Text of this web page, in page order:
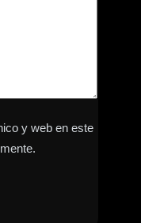
y web en este